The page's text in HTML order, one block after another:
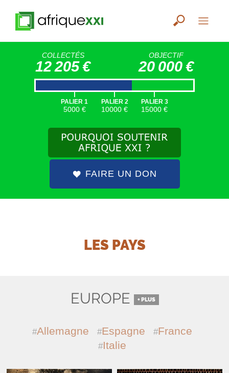
COLLECTÉS
12 205 €
OBJECTIF
20 000 €
|
PALIER 1
5000 €
|
PALIER 2
10000 €
|
PALIER 3
15000 €
FAIRE UN DON
LES PAYS
EUROPE + PLUS
Allemagne Espagne
France
Italie